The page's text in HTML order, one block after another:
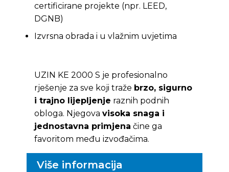
certificirane projekte (npr. LEED,
DGNB)
Izvrsna obrada i u vlažnim uvjetima
UZIN KE 2000 S je profesionalno
rješenje za sve koji traže brzo, sigurno
i trajno lijepljenje raznih podnih
obloga. Njegova visoka snaga i
jednostavna primjena čine ga
favoritom među izvođačima.
Više informacija